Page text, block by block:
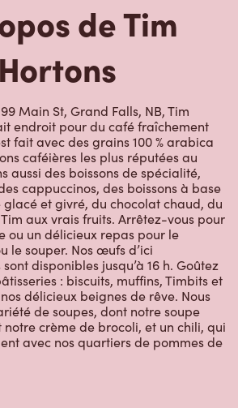
de Tim
Hortons
Main St, Grand Falls, NB, Tim
endroit pour du café fraîchement
fait avec des grains 100 % arabica
caféières les plus réputées au
aussi des boissons de spécialité,
cappuccinos, des boissons à base
glacé et givré, du chocolat chaud, du
aux vrais fruits. Arrêtez-vous pour
ou un délicieux repas pour le
le souper. Nos œufs d’ici
disponibles jusqu’à 16 h. Goûtez
: biscuits, muffins, Timbits et
délicieux beignes de rêve. Nous
de soupes, dont notre soupe
notre crème de brocoli, et un chili, qui
avec nos quartiers de pommes de